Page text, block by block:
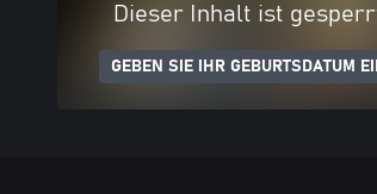
Dieser Inhalt ist
GEBEN SIE IHR GEBURTSDATUM